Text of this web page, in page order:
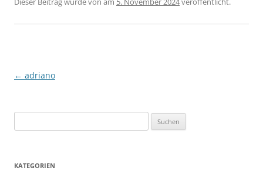
Beitragsnavigation
← adriano
nach:
KATEGORIEN